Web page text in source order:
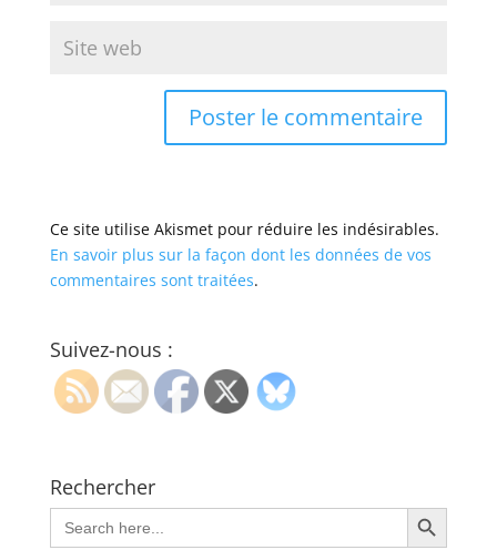
Ce site utilise Akismet pour réduire les indésirables.
En savoir plus sur la façon dont les données de vos
commentaires sont traitées.
Suivez-nous :
Rechercher
Search
for:
Search Button